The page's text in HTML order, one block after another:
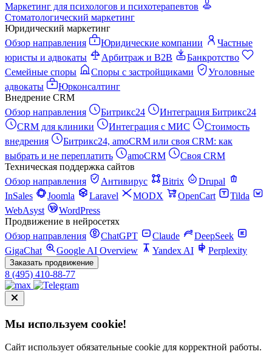
Маркетинг для психологов и психотерапевтов
Стоматологический маркетинг
Юридический маркетинг
Обзор направления
Юридические компании
Частные
юристы и адвокаты
Арбитраж и B2B
Банкротство
Семейные споры
Споры с застройщиками
Уголовные
адвокаты
Юрконсалтинг
Внедрение CRM
Обзор направления
Битрикс24
Интеграция Битрикс24
CRM для клиники
Интеграция с МИС
Стоимость
внедрения
Битрикс24, amoCRM или своя CRM: как
выбрать и не переплатить
amoCRM
Своя CRM
Техническая поддержка сайтов
Обзор направления
Антивирус Bitrix
Drupal
InSales
Joomla Laravel MODX OpenCart
Tilda
WebAsyst
WordPress
Продвижение в нейросетях
Обзор направления
ChatGPT Claude
DeepSeek
GigaChat
Google AI Overview Yandex AI Perplexity
Заказать продвижение
8 (495) 410-88-77
Мы используем cookie!
Сайт использует обязательные cookie для корректной работы.